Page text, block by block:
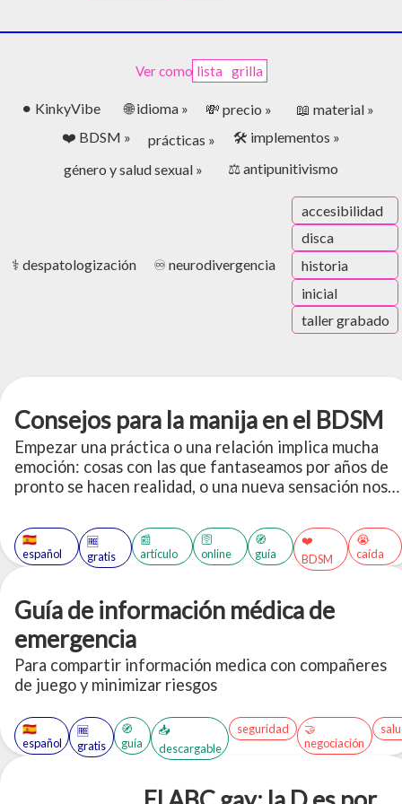
Ver como lista grilla
⚫︎ KinkyVibe 🌐 idioma » 💸 precio »
📖 material »
❤️ BDSM »
prácticas »
🛠️ implementos »
género y salud sexual »
⚖️ antipunitivismo
⚕️ despatologización ♾️ neurodivergencia
accesibilidad
disca
historia
inicial
taller grabado
Consejos para la manija en el BDSM
Empezar una práctica o una relación implica mucha
emoción: cosas con las que fantaseamos por años de
pronto se hacen realidad, o una nueva sensación nos
maquinando por semanas. Por esto quería dejar un
breve texto con ideas, cosas para pensar y tips de
cómo afrontarlo.
🇪🇸
español
🆓
gratis
📰
artículo
🛜
online
🧭
guía
❤️
BDSM
😭
caída
Guía de información médica de
emergencia
Para compartir información medica con compañeres
de juego y minimizar riesgos
🇪🇸
español
🆓
gratis
🧭
guía
📥
descargable
seguridad
🤝
negociación